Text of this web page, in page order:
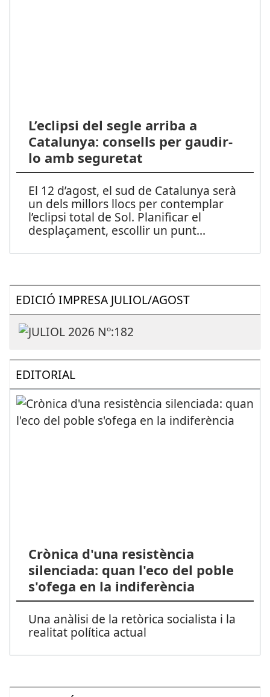
L’eclipsi del segle arriba a
Catalunya: consells per gaudir-
lo amb seguretat
El 12 d’agost, el sud de Catalunya serà
un dels millors llocs per contemplar
l’eclipsi total de Sol. Planificar el
desplaçament, escollir un punt...
EDICIÓ IMPRESA JULIOL/AGOST
EDITORIAL
Crònica d'una resistència
silenciada: quan l'eco del poble
s'ofega en la indiferència
Una anàlisi de la retòrica socialista i la
realitat política actual